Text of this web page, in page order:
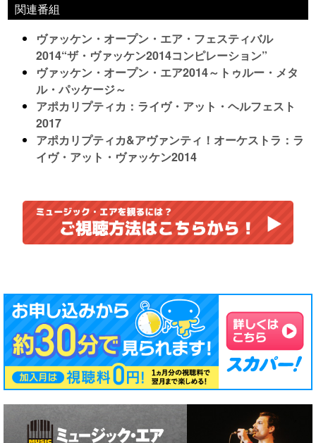
関連番組
ヴァッケン・オープン・エア・フェスティバル
2014“ザ・ヴァッケン2014コンピレーション”
ヴァッケン・オープン・エア2014～トゥルー・メタ
ル・パッケージ～
アポカリプティカ：ライヴ・アット・ヘルフェスト
2017
アポカリプティカ&アヴァンティ！オーケストラ：ラ
イヴ・アット・ヴァッケン2014